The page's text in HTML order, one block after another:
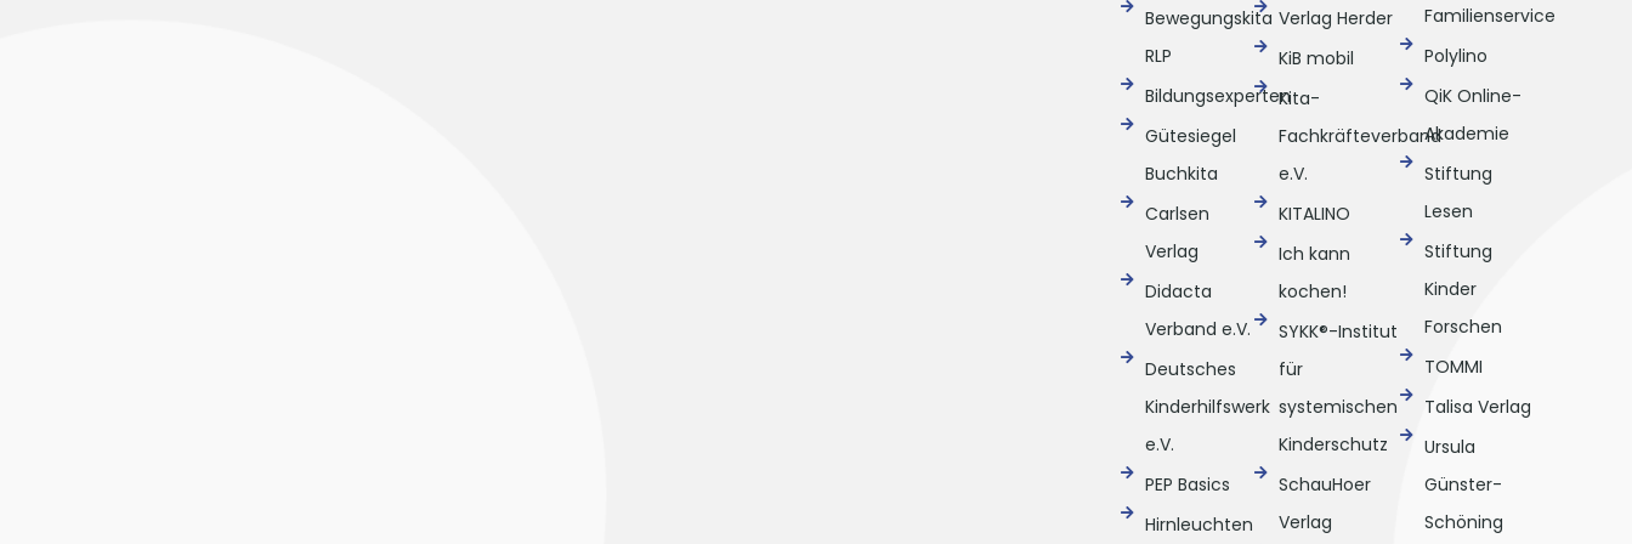
Bewegungskita
RLP
Bildungsexperten
Gütesiegel
Buchkita
Carlsen
Verlag
Didacta
Verband e.V.
Deutsches
Kinderhilfswerk
e.V.
PEP Basics
Hirnleuchten
Verlag Herder
KiB mobil
Kita-
Fachkräfteverband
e.V.
KITALINO
Ich kann
kochen!
SYKK®-Institut
für
systemischen
Kinderschutz
SchauHoer
Verlag
Familienservice
Polylino
QiK Online-
Akademie
Stiftung
Lesen
Stiftung
Kinder
Forschen
TOMMI
Talisa Verlag
Ursula
Günster-
Schöning